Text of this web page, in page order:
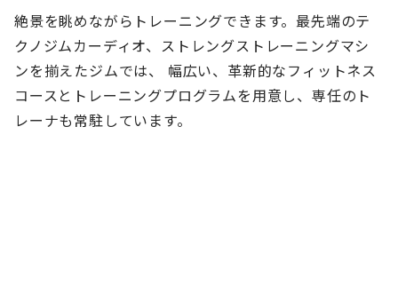
絶景を眺めながらトレーニングできます。最先端のテ
クノジムカーディオ、ストレングストレーニングマシ
ンを揃えたジムでは、 幅広い、革新的なフィットネス
コースとトレーニングプログラムを用意し、専任のト
レーナも常駐しています。